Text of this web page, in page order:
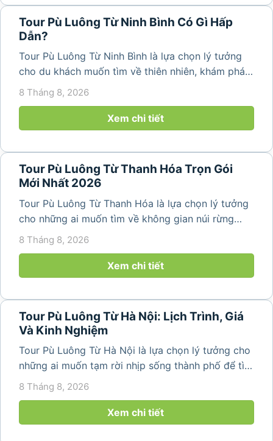
Tour Pù Luông Từ Ninh Bình Có Gì Hấp
Dẫn?
Tour Pù Luông Từ Ninh Bình là lựa chọn lý tưởng
cho du khách muốn tìm về thiên nhiên, khám phá
bản làng và tận hưởng không gian nghỉ dưỡng yên
8 Tháng 8, 2026
Xem chi tiết
Tour Pù Luông Từ Thanh Hóa Trọn Gói
Mới Nhất 2026
Tour Pù Luông Từ Thanh Hóa là lựa chọn lý tưởng
cho những ai muốn tìm về không gian núi rừng
trong lành, ruộng bậc thang xanh mướt và những
bản làng bình yên ngay trong một hành trình ngắn
ngày. Không cần di chuyển...
8 Tháng 8, 2026
Xem chi tiết
Tour Pù Luông Từ Hà Nội: Lịch Trình, Giá
Và Kinh Nghiệm
Tour Pù Luông Từ Hà Nội là lựa chọn lý tưởng cho
những ai muốn tạm rời nhịp sống thành phố để tìm
về không gian núi rừng xanh mát, những bản làng
8 Tháng 8, 2026
Xem chi tiết